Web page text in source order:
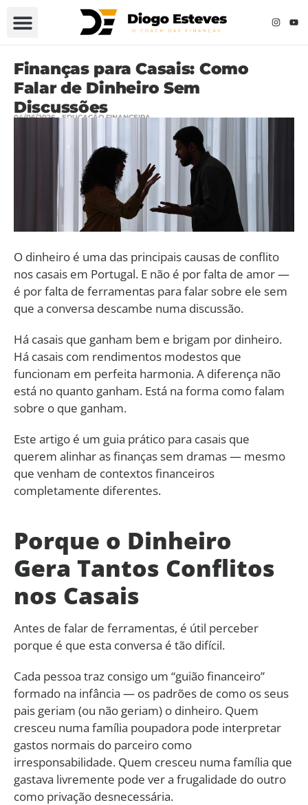
Finanças para Casais: Como
Falar de Dinheiro Sem
Discussões
04/06/2026 EDUCAÇÃO FINANCEIRA
O dinheiro é uma das principais causas de conflito
nos casais em Portugal. E não é por falta de amor —
é por falta de ferramentas para falar sobre ele sem
que a conversa descambe numa discussão.
Há casais que ganham bem e brigam por dinheiro.
Há casais com rendimentos modestos que
funcionam em perfeita harmonia. A diferença não
está no quanto ganham. Está na forma como falam
sobre o que ganham.
Este artigo é um guia prático para casais que
querem alinhar as finanças sem dramas — mesmo
que venham de contextos financeiros
completamente diferentes.
Porque o Dinheiro
Gera Tantos Conflitos
nos Casais
Antes de falar de ferramentas, é útil perceber
porque é que esta conversa é tão difícil.
Cada pessoa traz consigo um “guião financeiro”
formado na infância — os padrões de como os seus
pais geriam (ou não geriam) o dinheiro. Quem
cresceu numa família poupadora pode interpretar
gastos normais do parceiro como
irresponsabilidade. Quem cresceu numa família que
gastava livremente pode ver a frugalidade do outro
como privação desnecessária.